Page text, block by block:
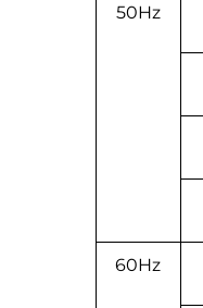
50Hz
60Hz